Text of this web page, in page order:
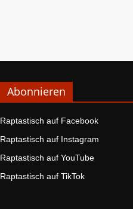
Abonnieren
Raptastisch auf Facebook
Raptastisch auf Instagram
Raptastisch auf YouTube
Raptastisch auf TikTok